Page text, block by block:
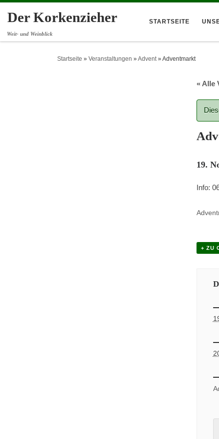
Der Korkenzieher
Weit- und Weinblick
STARTSEITE
Startseite » Veranstaltungen »Advent »Adventmarkt
« Alle
19.
Info:
+ ZU